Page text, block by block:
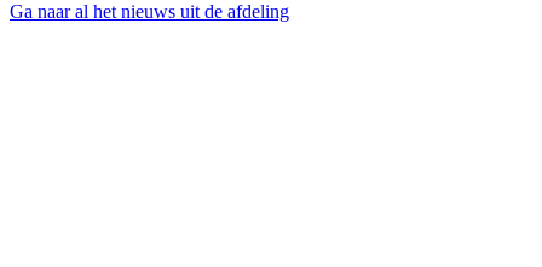
Ga naar al het nieuws uit de afdeling